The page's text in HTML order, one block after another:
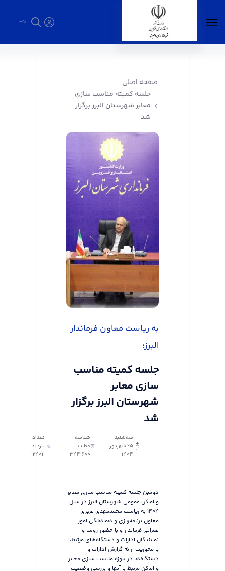
EN
صفحه اصلی
جلسه کمیته مناسب سازی
معابر شهرستان البرز برگزار
شد
به ریاست معاون فرماندار
البرز؛
جلسه کمیته مناسب
سازی معابر
شهرستان البرز برگزار
شد
سه‌شنبه
25 شهریور
1404
شناسه
مطلب:
3441600
تعداد
بازدید :
124011
دومین جلسه کمیته مناسب سازی معابر
و اماکن عمومی شهرستان البرز در سال
۱۴۰۴ به ریاست محمدمهدی عزیزی
معاون برنامه‌ریزی و هماهنگی امور
عمرانی فرماندار و با حضور روسا و
نمایندگان ادارات و دستگاه‌های مرتبط،
با محوریت ارائه گزارش ادارات و
دستگاه‌ها در حوزه مناسب سازی معابر
و اماکن مرتبط با آنها و بررسی وضعیت